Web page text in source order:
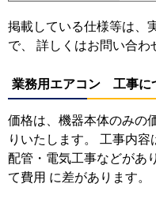
掲載している仕様等は、
で、 詳しくはお問い合わ
業務用エアコン 工事に
価格は、機器本体のみの
りいたします。 工事内容
配管・電気工事などがあ
て費用 に差があります。